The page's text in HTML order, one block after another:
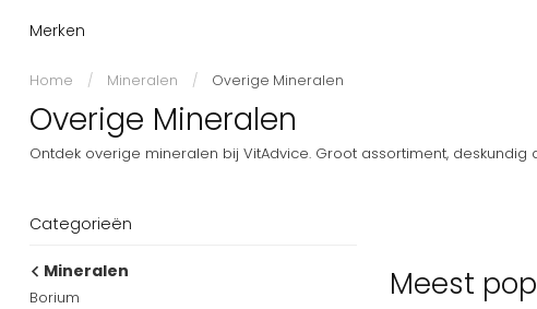
Merken
Home / Mineralen / Overige Mineralen
Overige Mineralen
Ontdek overige mineralen bij VitAdvice. Groot assortiment,
Categorieën
Mineralen
Borium
Meest